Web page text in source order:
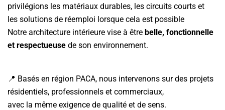
privilégions les matériaux durables, les circuits courts et
les solutions de réemploi lorsque cela est possible
Notre architecture intérieure vise à être belle, fonctionnelle
et respectueuse de son environnement.
📍 Basés en région PACA, nous intervenons sur des projets
résidentiels, professionnels et commerciaux,
avec la même exigence de qualité et de sens.